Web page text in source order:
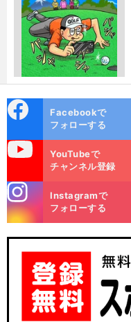
ok
Facebookで
フォローする
YouTubeで
チャンネル登録
m
Instagramで
フォローする